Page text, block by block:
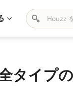
タイプ